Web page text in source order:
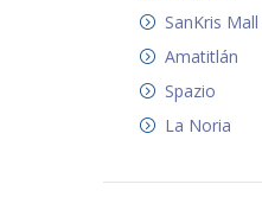
SanKris Mall
Amatitlán
Spazio
La Noria